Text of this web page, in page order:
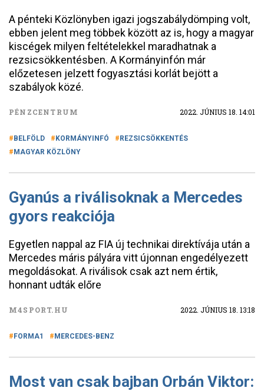
A pénteki Közlönyben igazi jogszabálydömping volt,
ebben jelent meg többek között az is, hogy a magyar
kiscégek milyen feltételekkel maradhatnak a
rezsicsökkentésben. A Kormányinfón már
előzetesen jelzett fogyasztási korlát bejött a
szabályok közé.
PÉNZCENTRUM 2022. JÚNIUS 18. 14:01
BELFÖLD KORMÁNYINFÓ
REZSICSÖKKENTÉS
MAGYAR KÖZLÖNY
Gyanús a riválisoknak a Mercedes
gyors reakciója
Egyetlen nappal az FIA új technikai direktívája után a
Mercedes máris pályára vitt újonnan engedélyezett
megoldásokat. A riválisok csak azt nem értik,
honnant udták előre
M4SPORT.HU 2022. JÚNIUS 18. 13:18
FORMA1 MERCEDES-BENZ
Most van csak bajban Orbán Viktor: